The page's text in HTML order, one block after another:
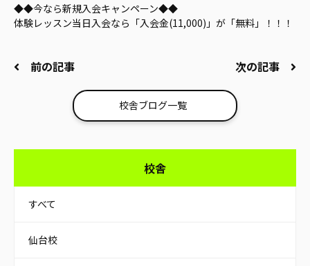
◆◆今なら新規入会キャンペーン◆◆
体験レッスン当日入会なら「入会金(11,000)」が「無料」！！！
前の記事 次の記事
校舎ブログ一覧
校舎
すべて
仙台校